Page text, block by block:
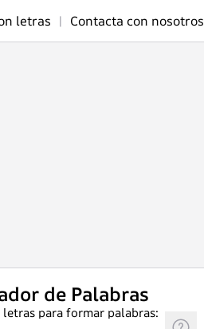
letras | Contacta con nosotros
de Palabras
letras para formar palabras: